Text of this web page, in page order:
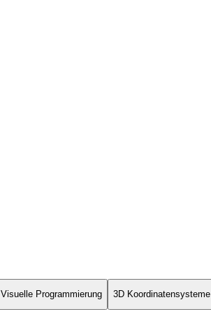
Visuelle Programmierung 3D Koordinatensysteme